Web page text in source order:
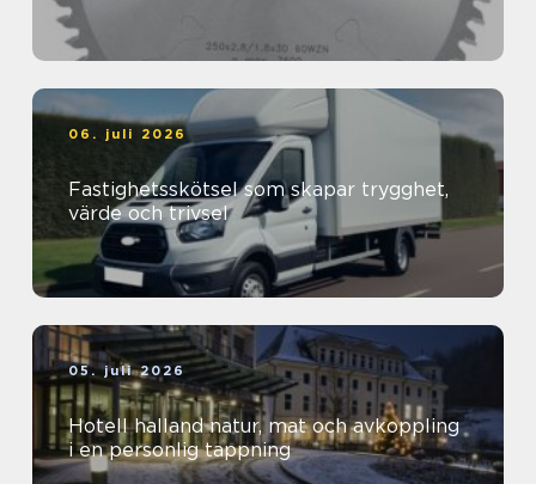
06. juli 2026
Fastighetsskötsel som skapar trygghet,
värde och trivsel
05. juli 2026
Hotell halland natur, mat och avkoppling
i en personlig tappning